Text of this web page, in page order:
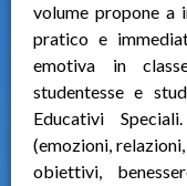
volume propone a
pratico e
emotiva in
studentesse e
Educativi
(emozioni,
obiettivi,